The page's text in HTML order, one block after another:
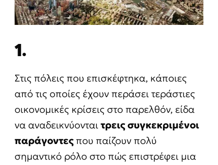
1.
Στις πόλεις που επισκέφτηκα, κάποιες
από τις οποίες έχουν περάσει τεράστιες
οικονομικές κρίσεις στο παρελθόν, είδα
να αναδεικνύονταιτρεις συγκεκριμένοι
παράγοντεςπου παίζουν πολύ
σημαντικό ρόλο στο πώς επιστρέφει μια